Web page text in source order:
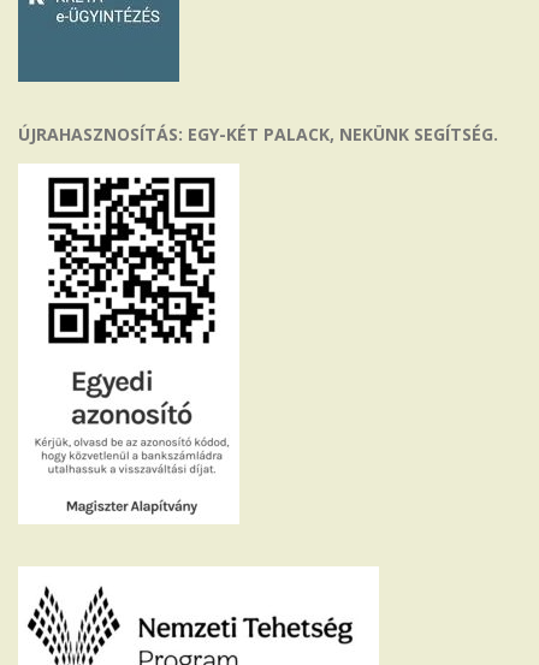
ÚJRAHASZNOSÍTÁS: EGY-KÉT PALACK, NEKÜNK SEGÍTSÉG.